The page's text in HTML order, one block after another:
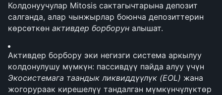
Колдонуучулар Mitosis сактагычтарына депозит
салганда, алар чынжырлар боюнча депозиттерин
көрсөткөн активдер борборун алышат.
Активдер борбору эки негизги система аркылуу
Экосистемага таандык ликвиддүүлүк (EOL) жана
жогорураак кирешелүү тандалган мүмкүнчүлүктөр